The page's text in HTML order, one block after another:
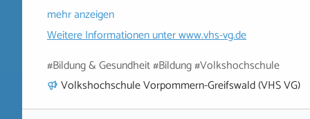
mehr anzeigen
Weitere Informationen unterwww.vhs-vg.de
#Bildung & Gesundheit #Bildung #Volkshochschule
Volkshochschule Vorpommern-Greifswald (VHS VG)